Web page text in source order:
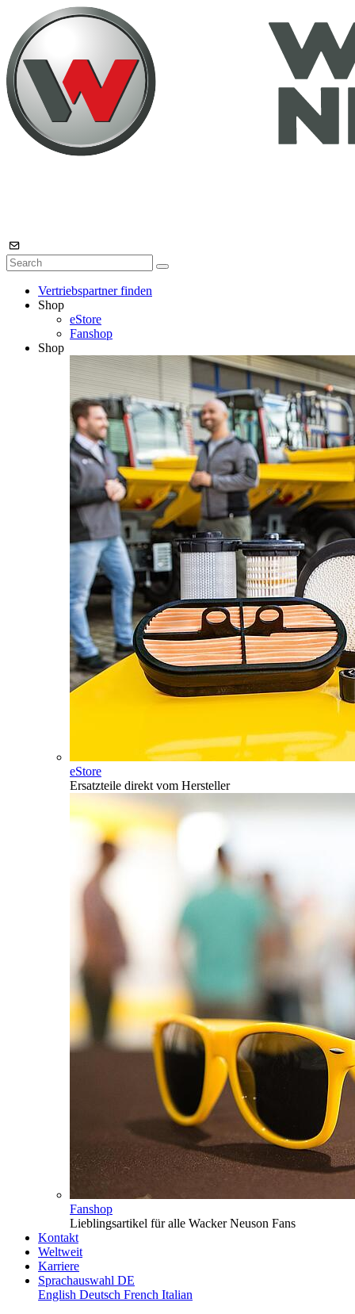
Vertriebspartner finden
Shop
eStore
Fanshop
Shop
eStore
Ersatzteile direkt vom Hersteller
Fanshop
Lieblingsartikel für alle Wacker Neuson Fans
Kontakt
Weltweit
Karriere
Sprachauswahl DE
English Deutsch French Italian